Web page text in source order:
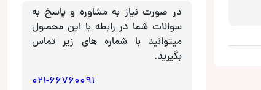
در صورت نیاز به مشاوره و پاسخ به
سوالات شما در رابطه با این محصول
میتوانید با شماره های زیر تماس
بگیرید.
021-66760091